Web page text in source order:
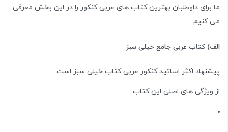
ما برای داوطلبان بهترین کتاب های عربی کنکور را در این بخش معرفی
می کنیم.
الف) کتاب عربی جامع خیلی سبز
پیشنهاد اکثر اساتید کنکور عربی کتاب خیلی سبز است.
از ویژگی های اصلی این کتاب: